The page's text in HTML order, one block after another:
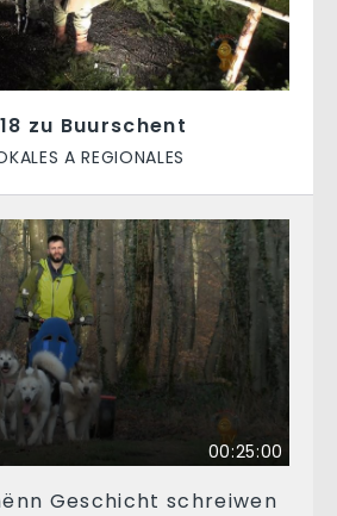
zu Buurschent
A REGIONALES
00:25:00
Geschicht schreiwen